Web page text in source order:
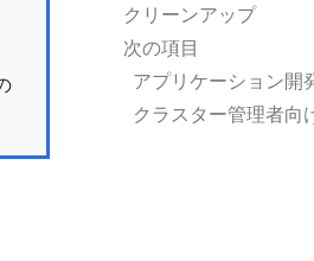
クリーンアップ
次の項目
アプリケーション開
クラスター管理者向